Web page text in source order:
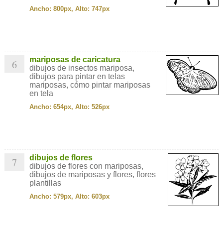
Ancho: 800px, Alto: 747px
6
mariposas de caricatura
dibujos de insectos mariposa,
dibujos para pintar en telas
mariposas, cómo pintar mariposas
en tela
Ancho: 654px, Alto: 526px
7
dibujos de flores
dibujos de flores con mariposas,
dibujos de mariposas y flores, flores
plantillas
Ancho: 579px, Alto: 603px